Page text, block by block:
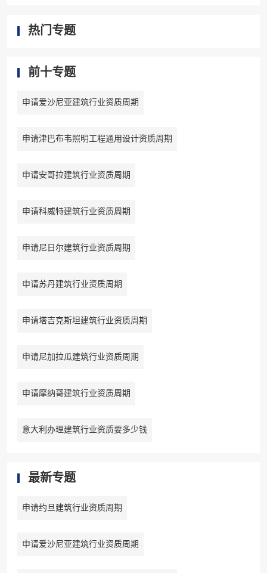
热门专题
前十专题
申请爱沙尼亚建筑行业资质周期
申请津巴布韦照明工程通用设计资质周期
申请安哥拉建筑行业资质周期
申请科威特建筑行业资质周期
申请尼日尔建筑行业资质周期
申请苏丹建筑行业资质周期
申请塔吉克斯坦建筑行业资质周期
申请尼加拉瓜建筑行业资质周期
申请摩纳哥建筑行业资质周期
意大利办理建筑行业资质要多少钱
最新专题
申请约旦建筑行业资质周期
申请爱沙尼亚建筑行业资质周期